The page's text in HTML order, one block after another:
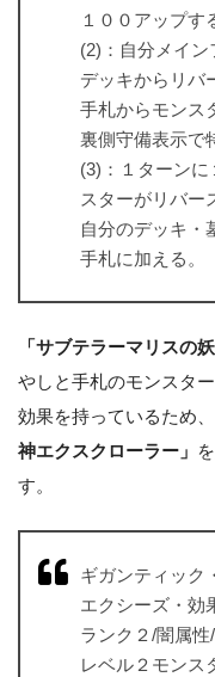
１００アップす
(2)：自分メイン
デッキからリバ
手札からモンス
裏側守備表示で
(3)：１ターン
スターがリバー
自分のデッキ・
手札に加える。
「サブテラーマリスの妖
やしと手札のモンスタ
効果を持っているため
神エクスクローラー」
す。
ギガンティック
エクシーズ・効
ランク２/闇属
レベル２モンス